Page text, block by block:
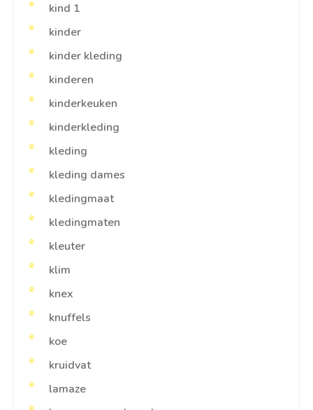
kind 1
kinder
kinder kleding
kinderen
kinderkeuken
kinderkleding
kleding
kleding dames
kledingmaat
kledingmaten
kleuter
klim
knex
knuffels
koe
kruidvat
lamaze